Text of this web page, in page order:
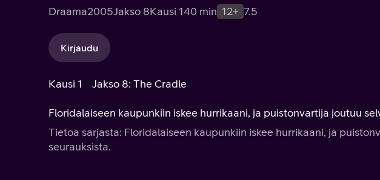
Draama2005Jakso 8Kausi 140 min 12+ 7.5
Kirjaudu
Kausi 1 Jakso 8: The Cradle
Floridalaiseen kaupunkiin iskee hurrikaani, ja puistonvartija joutuu
Tietoa sarjasta: Floridalaiseen kaupunkiin iskee hurrikaani, ja
seurauksista.